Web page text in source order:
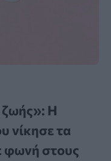
ζωής»: Η
νίκησε τα
φωνή στους